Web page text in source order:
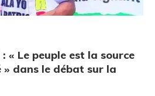
« Le peuple est la source
dans le débat sur la